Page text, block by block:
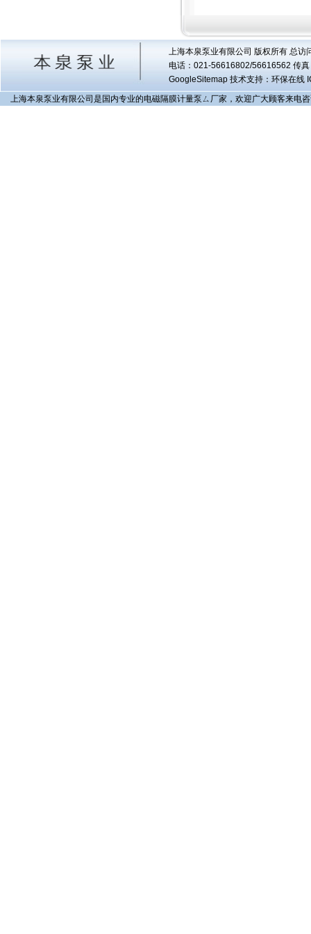
上海本泉泵业有限公司 版权所有 总访
电话：021-56616802/56616562 传
GoogleSitemap技术支持：环保在线
上海本泉泵业有限公司是国内专业的电磁隔膜计量泵ㄙ厂家，欢迎广大顾客来电